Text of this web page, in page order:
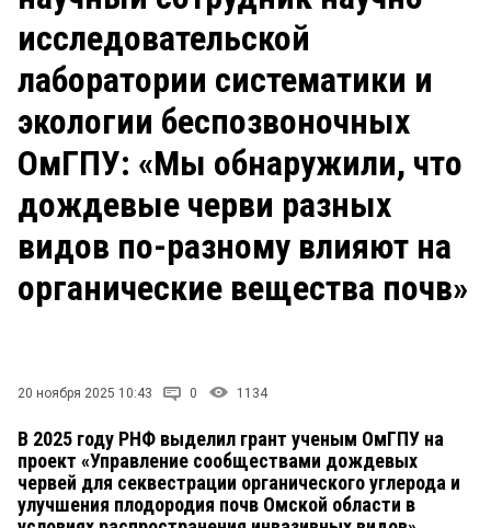
НОВОСТИ КОМПАНИЙ
ПРОИСШЕСТВИЯ
СТИЛЬ ЖИЗНИ
Блоги
Архив
исследовательской
лаборатории систематики и
экологии беспозвоночных
ОмГПУ: «Мы обнаружили, что
дождевые черви разных
видов по-разному влияют на
органические вещества почв»
20 ноября 2025 10:43 0 1134
В 2025 году РНФ выделил грант ученым ОмГПУ на
проект «Управление сообществами дождевых
червей для секвестрации органического углерода и
улучшения плодородия почв Омской области в